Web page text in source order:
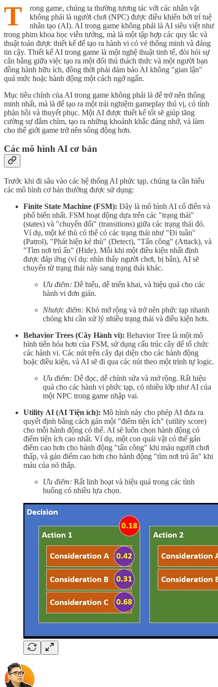
T
rong game, chúng ta thường tương tác với các nhân vật
không phải là người chơi (NPC) được điều khiển bởi trí tuệ
nhân tạo (AI). AI trong game không phải là AI siêu việt như
trong phim khoa học viễn tưởng, mà là một tập hợp các quy tắc và
thuật toán được thiết kế để tạo ra hành vi có vẻ thông minh và đáng
tin cậy. Thiết kế AI trong game là một nghệ thuật tinh tế, đòi hỏi sự
cân bằng giữa việc tạo ra một đối thủ thách thức và một người bạn
đồng hành hữu ích, đồng thời phải đảm bảo AI không "gian lận"
quá mức hoặc hành động một cách ngớ ngẩn.
Mục tiêu chính của AI trong game không phải là để trở nên thông
minh nhất, mà là để tạo ra một trải nghiệm gameplay thú vị, có tính
phản hồi và thuyết phục. Một AI được thiết kế tốt sẽ giúp tăng
cường sự đắm chìm, tạo ra những khoảnh khắc đáng nhớ, và làm
cho thế giới game trở nên sống động hơn.
Các mô hình AI cơ bản
Trước khi đi sâu vào các hệ thống AI phức tạp, chúng ta cần hiểu
các mô hình cơ bản thường được sử dụng:
Finite State Machine (FSM): Đây là mô hình AI cổ điển và
phổ biến nhất. FSM hoạt động dựa trên các "trạng thái"
(states) và "chuyển đổi" (transitions) giữa các trạng thái đó.
Ví dụ, một kẻ thù có thể có các trạng thái như "Đi tuần"
(Patrol), "Phát hiện kẻ thù" (Detect), "Tấn công" (Attack), và
"Tìm nơi trú ẩn" (Hide). Mỗi khi một điều kiện nhất định
được đáp ứng (ví dụ: nhìn thấy người chơi, bị bắn), AI sẽ
chuyển từ trạng thái này sang trạng thái khác.
Ưu điểm: Dễ hiểu, dễ triển khai, và hiệu quả cho các
hành vi đơn giản.
Nhược điểm: Khó mở rộng và trở nên phức tạp nhanh
chóng khi cần xử lý nhiều trạng thái và điều kiện hơn.
Behavior Trees (Cây Hành vi): Behavior Tree là một mô
hình tiến hóa hơn của FSM, sử dụng cấu trúc cây để tổ chức
các hành vi. Các nút trên cây đại diện cho các hành động
hoặc điều kiện, và AI sẽ đi qua các nút theo một trình tự logic.
Ưu điểm: Dễ đọc, dễ chỉnh sửa và mở rộng. Rất hiệu
quả cho các hành vi phức tạp, có nhiều lớp như AI của
một NPC trong game nhập vai.
Utility AI (AI Tiện ích): Mô hình này cho phép AI đưa ra
quyết định bằng cách gán một "điểm tiện ích" (utility score)
cho mỗi hành động có thể. AI sẽ luôn chọn hành động có
điểm tiện ích cao nhất. Ví dụ, một con quái vật có thể gán
điểm cao hơn cho hành động "tấn công" khi máu người chơi
thấp, và gán điểm cao hơn cho hành động "tìm nơi trú ẩn" khi
máu của nó thấp.
Ưu điểm: Rất linh hoạt và hiệu quả trong các tình
huống có nhiều lựa chọn.